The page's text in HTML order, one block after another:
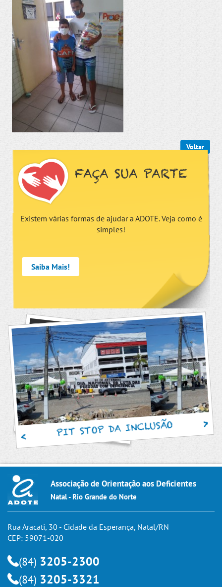
Voltar
FAÇA SUA PARTE
Existem várias formas de ajudar a ADOTE. Veja como é
simples!
Saiba Mais!
PIT STOP DA INCLUSÃO
Associação de Orientação aos Deficientes
Natal - Rio Grande do Norte
Rua Aracati, 30 - Cidade da Esperança, Natal/RN
CEP: 59071-020
(84) 3205-2300
(84) 3205-3321